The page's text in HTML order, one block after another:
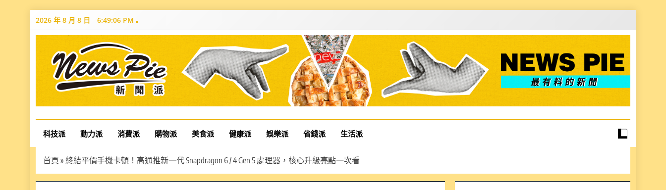
Skip
2026 年 8 月 8 日 6:49:08 PM
News Pie
最有料的新聞
科技派 動力派 消費派 購物派 美食派 健康派 娛樂派 省錢派 生活派
首頁 » 終結平價手機卡頓！高通推新一代 Snapdragon 6 / 4 Gen 5 處理器，核心升級亮點一次看